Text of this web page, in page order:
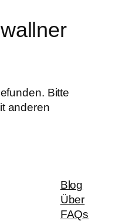
Bitte
anderen
Blog
Über
FAQs